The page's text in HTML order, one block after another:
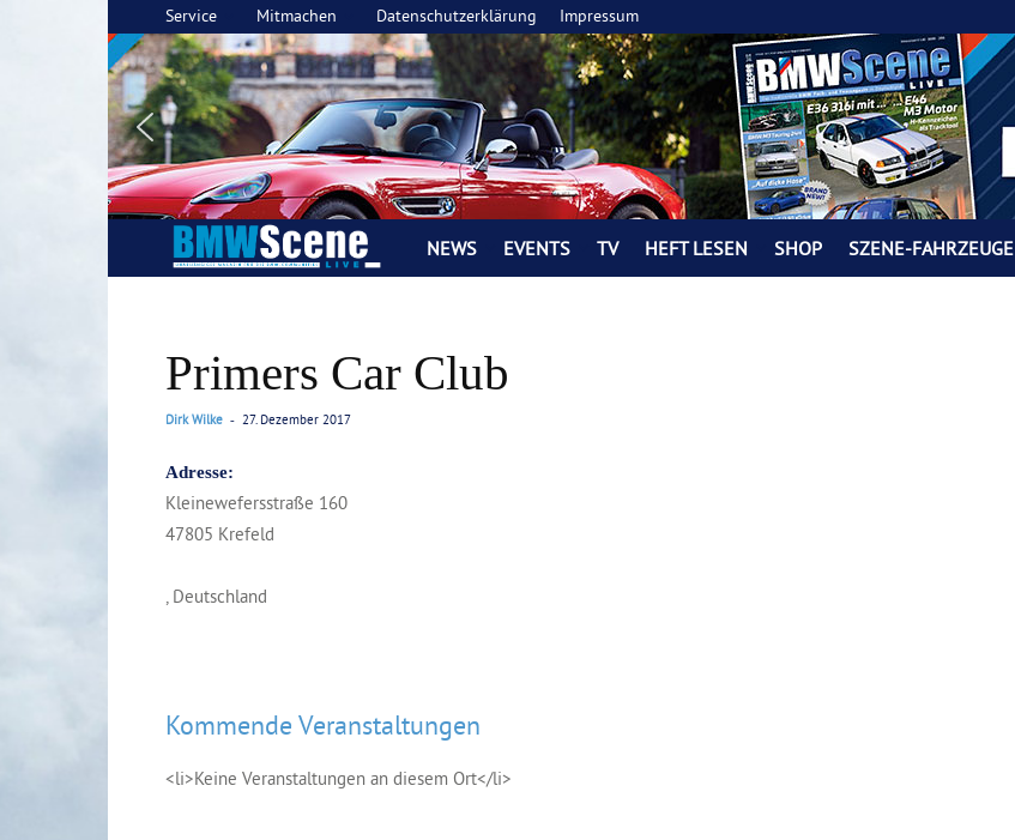
Service Mitmachen Datenschutzerklärung Impressum
BMW
LIVE
NEWS EVENTS TV HEFT LESEN SHOP SZENE-FAHRZEUGE
Primers Car Club
Dirk Wilke - 27. Dezember 2017
Adresse:
Kleinewefersstraße 160
47805 Krefeld
, Deutschland
Kommende Veranstaltungen
<li>Keine Veranstaltungen an diesem Ort</li>